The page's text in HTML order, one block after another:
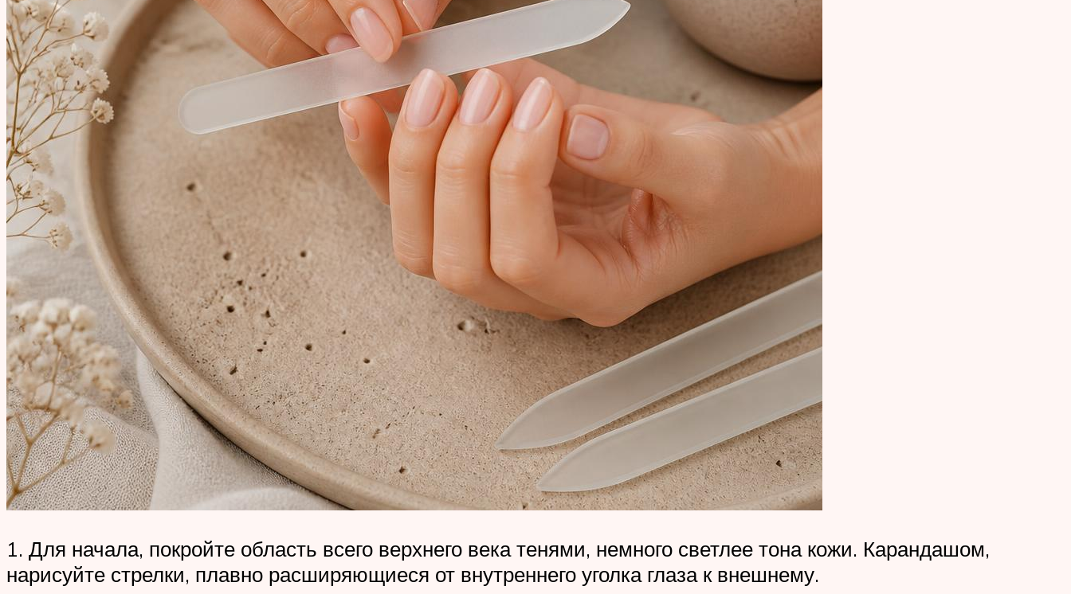
1. Для начала, покройте область всего верхнего века тенями, немного светлее тона кожи. Карандашом,
нарисуйте стрелки, плавно расширяющиеся от внутреннего уголка глаза к внешнему.